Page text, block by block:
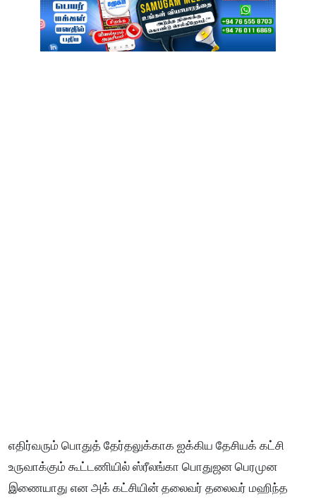
எதிர்வரும் பொதுத் தேர்தலுக்காக ஐக்கிய தேசியக் கட்சி
உருவாக்கும் கூட்டணியில் ஸ்ரீலங்கா பொதுஜன பெரமுன
இணையாது என அக் கட்சியின் தலைவர் தலைவர் மஹிந்த